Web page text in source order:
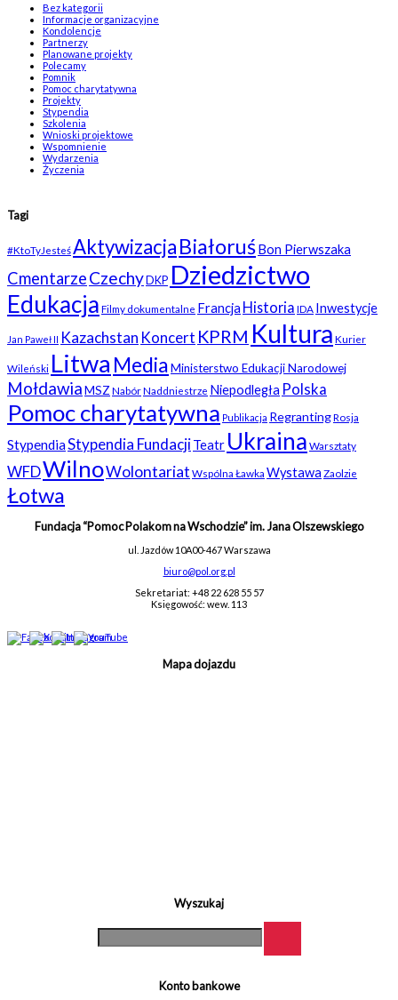
Bez kategorii
Informacje organizacyjne
Kondolencje
Partnerzy
Planowane projekty
Polecamy
Pomnik
Pomoc charytatywna
Projekty
Stypendia
Szkolenia
Wnioski projektowe
Wspomnienie
Wydarzenia
Życzenia
Tagi
#KtoTyJesteśAktywizacjaBiałoruśBon Pierwszaka
CmentarzeCzechyDKP Dziedzictwo
Edukacja Filmy dokumentalne Francja Historia IDA Inwestycje
Jan Paweł II Kazachstan Koncert KPRM Kultura Kurier
Wileński Litwa MediaMinisterstwo Edukacji Narodowej
MołdawiaMSZ NabórNaddniestrze Niepodległa Polska
Pomoc charytatywna Publikacja RegrantingRosja
StypendiaStypendia FundacjiTeatr Ukraina Warsztaty
WFDWilnoWolontariat Wspólna Ławka Wystawa Zaolzie
Łotwa
Fundacja “Pomoc Polakom na Wschodzie” im. Jana Olszewskiego
ul. Jazdów 10A00-467 Warszawa
biuro@pol.org.pl
Sekretariat: +48 22 628 55 57
Księgowość: wew. 113
Mapa dojazdu
Wyszukaj
Konto bankowe